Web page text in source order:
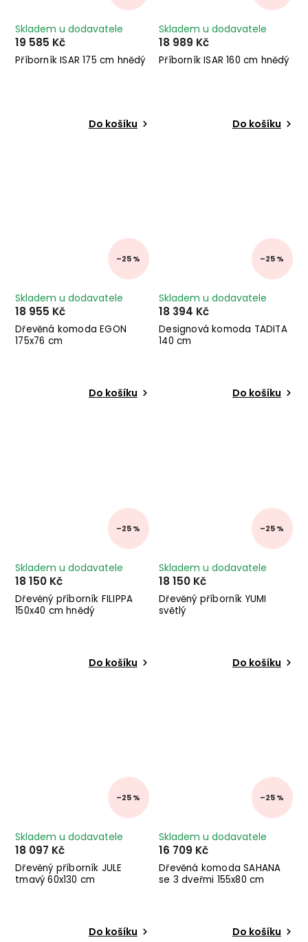
Příborník ISAR 175 cm hnědý
Skladem u dodavatele
19 585 Kč
Do košíku
Příborník ISAR 160 cm hnědý
Skladem u dodavatele
18 989 Kč
Do košíku
–25 %
Dřevěná komoda EGON
175x76 cm
Skladem u dodavatele
18 955 Kč
Do košíku
–25 %
Designová komoda TADITA
140 cm
Skladem u dodavatele
18 394 Kč
Do košíku
–25 %
Dřevěný příborník FILIPPA
150x40 cm hnědý
Skladem u dodavatele
18 150 Kč
Do košíku
–25 %
Dřevěný příborník YUMI
světlý
Skladem u dodavatele
18 150 Kč
Do košíku
–25 %
Dřevěný příborník JULE
tmavý 60x130 cm
Skladem u dodavatele
18 097 Kč
Do košíku
–25 %
Dřevěná komoda SAHANA
se 3 dveřmi 155x80 cm
Skladem u dodavatele
16 709 Kč
Do košíku